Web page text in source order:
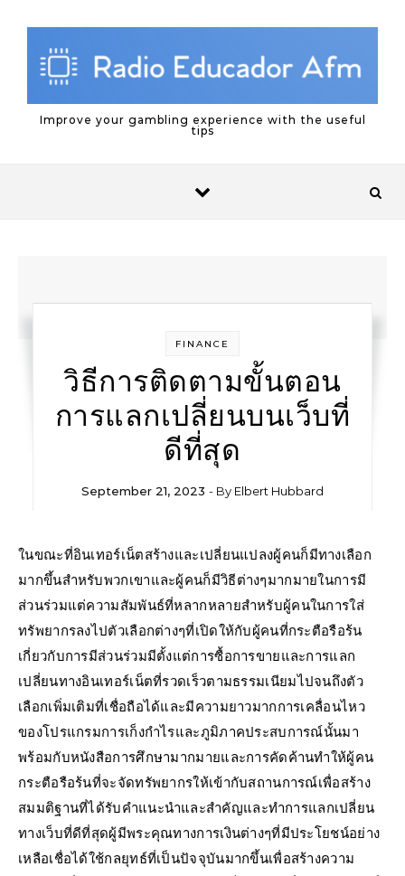
Improve your gambling experience with the useful
tips
FINANCE
วิธีการติดตามขั้นตอน
การแลกเปลี่ยนบนเว็บที่
ดีที่สุด
September 21, 2023 - By Elbert Hubbard
ในขณะที่อินเทอร์เน็ตสร้างและเปลี่ยนแปลงผู้คนก็มีทางเลือก
มากขึ้นสำหรับพวกเขาและผู้คนก็มีวิธีต่างๆมากมายในการมี
ส่วนร่วมแต่ความสัมพันธ์ที่หลากหลายสำหรับผู้คนในการใส่
ทรัพยากรลงไปตัวเลือกต่างๆที่เปิดให้กับผู้คนที่กระตือรือร้น
เกี่ยวกับการมีส่วนร่วมมีตั้งแต่การซื้อการขายและการแลก
เปลี่ยนทางอินเทอร์เน็ตที่รวดเร็วตามธรรมเนียมไปจนถึงตัว
เลือกเพิ่มเติมที่เชื่อถือได้และมีความยาวมากการเคลื่อนไหว
ของโปรแกรมการเก็งกำไรและภูมิภาคประสบการณ์นั้นมา
พร้อมกับหนังสือการศึกษามากมายและการคัดค้านทำให้ผู้คน
กระตือรือร้นที่จะจัดทรัพยากรให้เข้ากับสถานการณ์เพื่อสร้าง
สมมติฐานที่ได้รับคำแนะนำและสำคัญและทำการแลกเปลี่ยน
ทางเว็บที่ดีที่สุดผู้มีพระคุณทางการเงินต่างๆที่มีประโยชน์อย่าง
เหลือเชื่อได้ใช้กลยุทธ์ที่เป็นปัจจุบันมากขึ้นเพื่อสร้างความ